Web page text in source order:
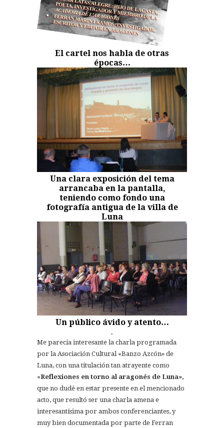
El cartel nos habla de otras
épocas…
Una clara exposición del tema
arrancaba en la pantalla,
teniendo como fondo una
fotografía antigua de la villa de
Luna
Un público ávido y atento…
.
Me parecía interesante la charla programada
por la Asociación Cultural «Banzo Azcón» de
Luna, con una titulación tan atrayente como
«Reflexiones en torno al aragonés de Luna»,
que no dudé en estar presente en el mencionado
acto, que resultó ser una charla amena e
interesantísima por ambos conferenciantes, y
muy bien documentada por parte de Ferran